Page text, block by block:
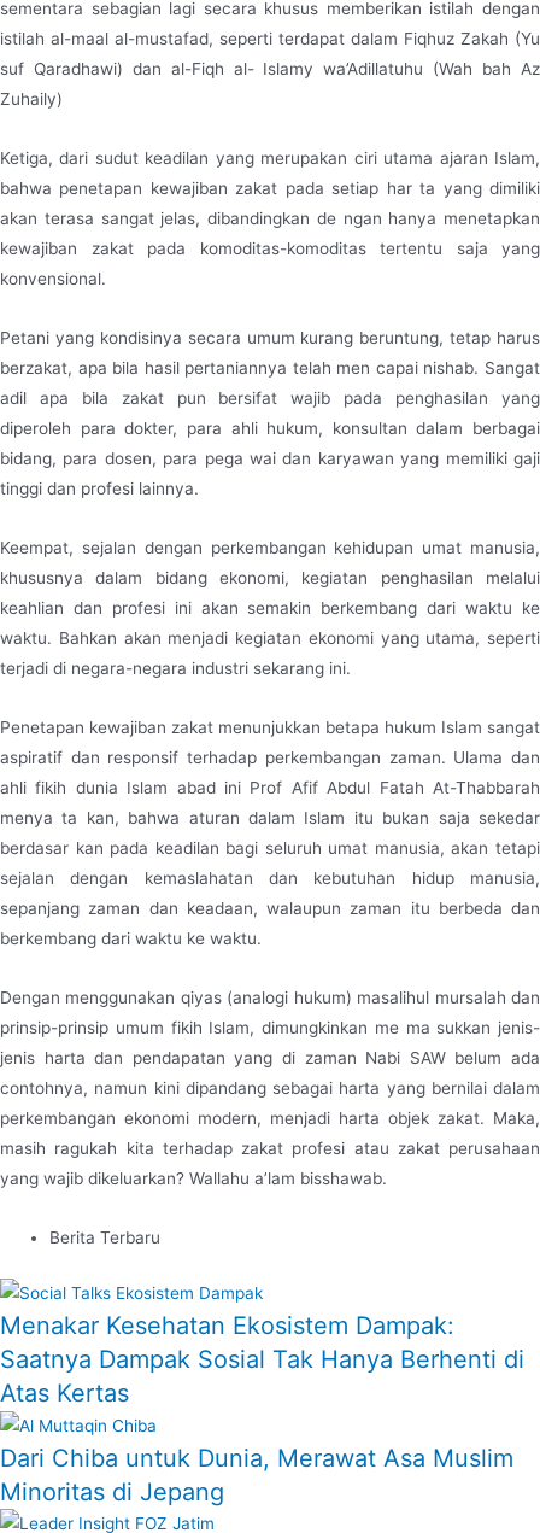
sementara sebagian lagi secara khusus memberikan istilah dengan
istilah al-maal al-mustafad, seperti terdapat dalam Fiqhuz Zakah (Yu
suf Qaradhawi) dan al-Fiqh al- Islamy wa’Adillatuhu (Wah bah Az
Zuhaily)
Ketiga, dari sudut keadilan yang merupakan ciri utama ajaran Islam,
bahwa penetapan kewajiban zakat pada setiap har ta yang dimiliki
akan terasa sangat jelas, dibandingkan de ngan hanya menetapkan
kewajiban zakat pada komoditas-komoditas tertentu saja yang
konvensional.
Petani yang kondisinya secara umum kurang beruntung, tetap harus
berzakat, apa bila hasil pertaniannya telah men capai nishab. Sangat
adil apa bila zakat pun bersifat wajib pada penghasilan yang
diperoleh para dokter, para ahli hukum, konsultan dalam berbagai
bidang, para dosen, para pega wai dan karyawan yang memiliki gaji
tinggi dan profesi lainnya.
Keempat, sejalan dengan perkembangan kehidupan umat manusia,
khususnya dalam bidang ekonomi, kegiatan penghasilan melalui
keahlian dan profesi ini akan semakin berkembang dari waktu ke
waktu. Bahkan akan menjadi kegiatan ekonomi yang utama, seperti
terjadi di negara-negara industri sekarang ini.
Penetapan kewajiban zakat menunjukkan betapa hukum Islam sangat
aspiratif dan responsif terhadap perkembangan zaman. Ulama dan
ahli fikih dunia Islam abad ini Prof Afif Abdul Fatah At-Thabbarah
menya ta kan, bahwa aturan dalam Islam itu bukan saja sekedar
berdasar kan pada keadilan bagi seluruh umat manusia, akan tetapi
sejalan dengan kemaslahatan dan kebutuhan hidup manusia,
sepanjang zaman dan keadaan, walaupun zaman itu berbeda dan
berkembang dari waktu ke waktu.
Dengan menggunakan qiyas (analogi hukum) masalihul mursalah dan
prinsip-prinsip umum fikih Islam, dimungkinkan me ma sukkan jenis-
jenis harta dan pendapatan yang di zaman Nabi SAW belum ada
contohnya, namun kini dipandang sebagai harta yang bernilai dalam
perkembangan ekonomi modern, menjadi harta objek zakat. Maka,
masih ragukah kita terhadap zakat profesi atau zakat perusahaan
yang wajib dikeluarkan? Wallahu a’lam bisshawab.
Berita Terbaru
Menakar Kesehatan Ekosistem Dampak:
Saatnya Dampak Sosial Tak Hanya Berhenti di
Atas Kertas
Dari Chiba untuk Dunia, Merawat Asa Muslim
Minoritas di Jepang